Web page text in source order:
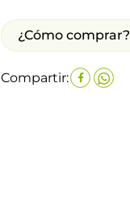
¿Cómo comprar?
Compartir: